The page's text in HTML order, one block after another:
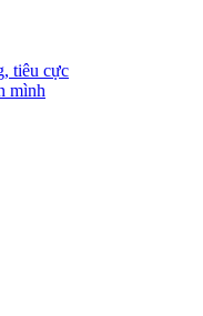
tiêu cực
mình